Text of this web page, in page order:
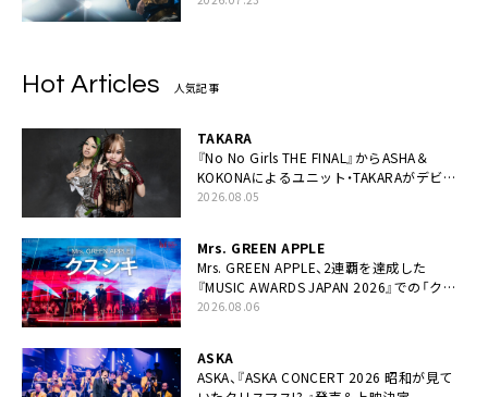
Hot Articles 人気記事
TAKARA
『No No Girls THE FINAL』からASHA＆
KOKONAによるユニット・TAKARAがデビュ
ー
2026.08.05
Mrs. GREEN APPLE
Mrs. GREEN APPLE、2連覇を達成した
『MUSIC AWARDS JAPAN 2026』での「クス
シキ」ライブパフォーマンスをYouTube公開
2026.08.06
ASKA
ASKA、『ASKA CONCERT 2026 昭和が見て